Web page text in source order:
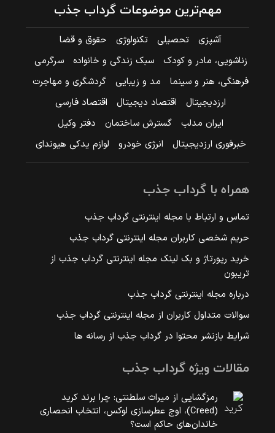
مهم‌ترین موضوعات گرداب جذب
آشپزی تحصیلی تکنولوژی
حقوق و قضا
زناشویی، مادر و کودک
سبک زندگی و خانواده
سرگرمی
فرهنگی، هنر و سینما
مد و زیبایی
گردشگری و مهاجرت
ارزدیجیتال
اقتصاد دیجیتال
اقتصاد فارسی
ایران مدلب
گسترش ساختمان
دفتر وکیل
خبرفوری ارزدیجیتال
انرژی خودرو لوازم یدکی هیوندای
همراه با گرداب جذب
تماس و ارتباط با مجله اینترنتی گرداب جذب
حریم شخصی کاربران مجله اینترنتی گرداب جذب
خرید رپورتاژ و بک لینک مجله اینترنتی گرداب جذب از
تریبون
درباره مجله اینترنتی گرداب جذب
سوالات متداول کاربران از مجله اینترنتی گرداب جذب
شرایط بازنشر محتوا در گرداب جذب از رسانه ها
مقالات ویژه گرداب جذب
رمزگشایی از میراث سلطنتی: چرا برند کرید
(Creed)، اوج عطرسازی لوکس، انتخاب انحصاری
خاندان‌های حاکم است؟